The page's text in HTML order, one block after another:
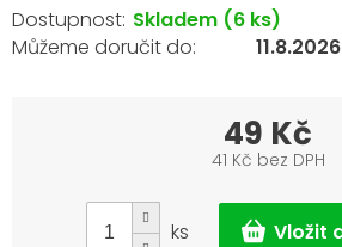
Skladem (6 ks)
11.8.2026
49 Kč
41 Kč bez DPH
cena:
ks